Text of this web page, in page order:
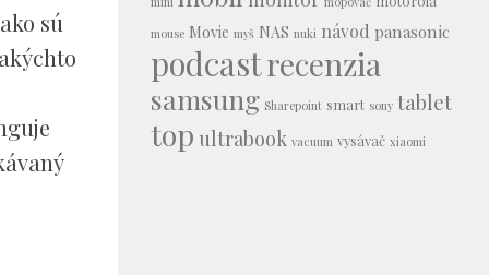
sú
mouse Movie myš NAS nuki návod panasonic
podcastrecenzia
samsung Sharepoint smart sony tablet
top ultrabook vacuum vysávač xiaomi